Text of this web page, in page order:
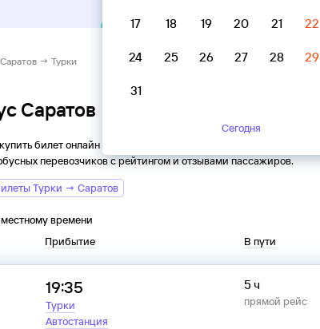
Саратов → Турки
Саратов → Турки
билет онлайн на автобус из
перевозчиков с рейтингом и отзывами пассажиров.
Турки → Саратов
времени
Прибытие В пути
19:35
Турки
Автостанция
5 ч
прямой рейс
17 18 19 20 21 22
24 25 26 27 28 29
31
Сегодня